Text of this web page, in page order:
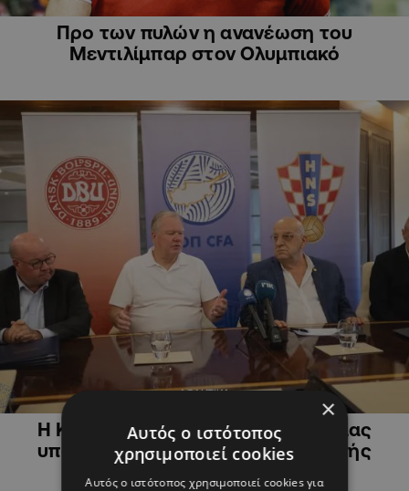
Προ των πυλών η ανανέωση του
Μεντιλίμπαρ στον Ολυμπιακό
ΑΘΛΗΤΙΚΑ
Η ΚΟΠ και η Ομοσπονδία της Δανίας
υπογράφουν συμφωνία ανταλλαγής
διαιτητών
×
Αυτός ο ιστότοπος
χρησιμοποιεί cookies
Αυτός ο ιστότοπος χρησιμοποιεί cookies για